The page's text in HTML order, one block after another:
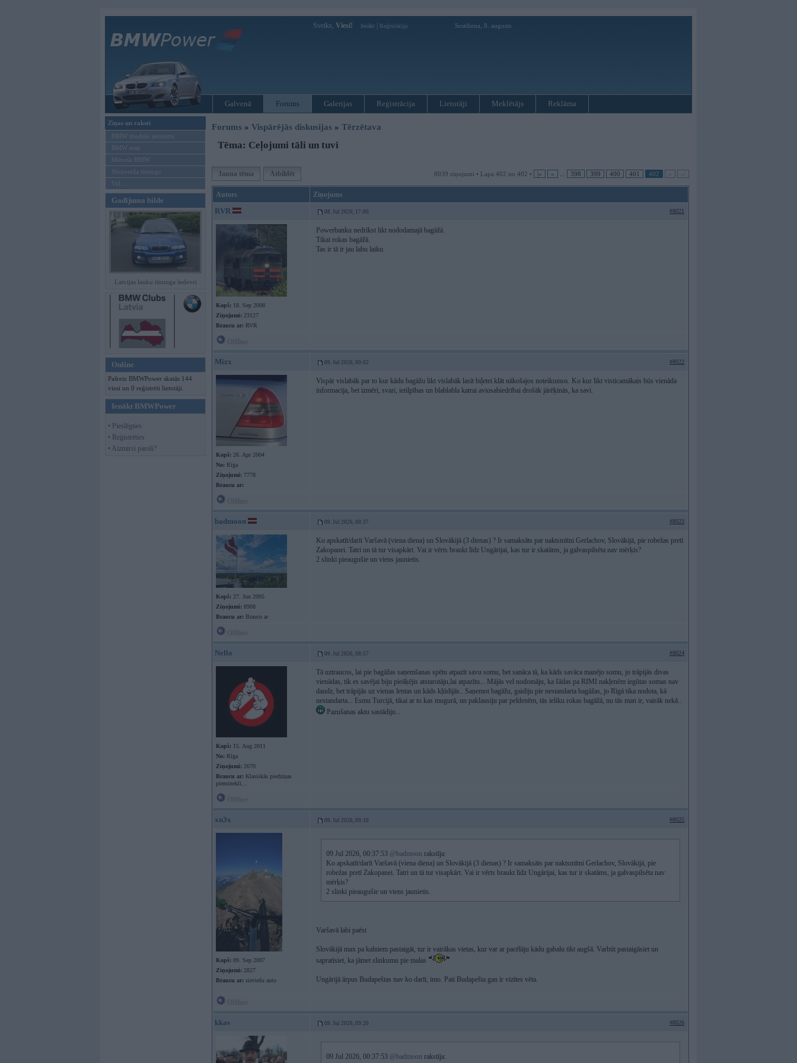
Sveiks, Viesi! Ienākt Reģistrācija Sestdiena, 8. augusts
Galvenā Forums Galerijas Reģistrācija Lietotāji Meklētājs Reklāma
Ziņas un raksti
BMW modeļu jaunumi
BMW testi
Mēneša BMW
Sērijveida tūnings
Vel...
Gadījuma bilde
Latvijas lauku tūninga šedevri
Online
Pašreiz BMWPower skatās 144
viesi un 0 reģistrēti lietotāji.
Ienākt BMWPower
• Pieslēgties
• Reģistrēties
• Aizmirsi paroli?
Forums » Vispārējās diskusijas » Tērzētava
Tēma: Ceļojumi tāli un tuvi
Jauna tēma Atbildēt 8039 ziņojumi • Lapa 402 no 402 • |« « 398 399 400 401 402
Autors Ziņojums
RVR 08. Jul 2026, 17:00 #8021
Kopš: 18. Sep 2008
Ziņojumi: 23127
Braucu ar: RVR
Powerbanku nedrīkst likt nododamajā bagāžā.
Tikai rokas bagāžā.
Tas ir tā ir jau labu laiku.
Mizx 09. Jul 2026, 00:02 #8022
Kopš: 26. Apr 2004
No: Rīga
Ziņojumi: 7778
Braucu ar:
Vispār vislabāk par to kur kādu bagāžu likt vislabāk lasīt biļetei klāt nākošajos noteikumos. Ko kur likt visticamākais būs vienāda
informacija, bet izmēri, svari, ietilpības un blablabla katrai aviosabiedrībai drošāk jārēķinās, ka savi.
badmoon 09. Jul 2026, 00:37 #8023
Kopš: 27. Jun 2005
Ziņojumi: 8908
Braucu ar: Braucu ar
Ko apskatīt/darīt Varšavā (viena diena) un Slovākijā (3 dienas) ? Ir samaksāts par naktsmītni Gerlachov, Slovākijā, pie robežas pretī
Zakopanei. Tatri un tā tur visapkārt. Vai ir vērts braukt līdz Ungārijai, kas tur ir skatāms, ja galvaspilsēta nav mērķis?
2 slinki pieaugušie un viens jaunietis.
Nello 09. Jul 2026, 08:57 #8024
Kopš: 15. Aug 2011
No: Rīga
Ziņojumi: 2670
Braucu ar: Klasiskās piedziņas
pieminekli...
Tā uztraucos, lai pie bagāžas saņemšanas spētu atpazīt savu somu, bet sanāca tā, ka kāds savāca manējo somu, jo trāpijās divas
vienādas, tik es savējai biju pieāķējis atstarotāju,lai atpazītu... Mājās vel nodomāju, ka šādas pa RIMI nakļenēm iegūtas somas nav
daudz, bet trāpijās uz vienas lentas un kāds kļūdijās.. Saņemot bagāžu, gaidiju pie nestandarta bagāžas, jo Rīgā tika nodota, kā
nestandarta... Esmu Turcijā, tikai ar to kas mugurā, un paklausiju par peldenēm, tās ieliku rokas bagāžā, nu tās man ir, vairāk nekā..
Pazušanas aktu sastādiju...
xn3x 09. Jul 2026, 09:10 #8025
Kopš: 09. Sep 2007
Ziņojumi: 2827
Braucu ar: sieviešu auto
09 Jul 2026, 00:37:53 @badmoon rakstīja:
Ko apskatīt/darīt Varšavā (viena diena) un Slovākijā (3 dienas) ? Ir samaksāts par naktsmītni Gerlachov, Slovākijā, pie
robežas pretī Zakopanei. Tatri un tā tur visapkārt. Vai ir vērts braukt līdz Ungārijai, kas tur ir skatāms, ja galvaspilsēta nav
mērķis?
2 slinki pieaugušie un viens jaunietis.
Varšavā labi paēst
Slovākijā max pa kalniem pastaigāt, tur ir vairākas vietas, kur var ar pacēlāju kādu gabalu tikt augšā. Varbūt pastaigāsiet un
sapratīsiet, ka jāmet slinkumu pie malas
Ungārijā ārpus Budapeštas nav ko darīt, imo. Pati Budapešta gan ir vizītes vēta.
kkas 09. Jul 2026, 09:20 #8026
09 Jul 2026, 00:37:53 @badmoon rakstīja: